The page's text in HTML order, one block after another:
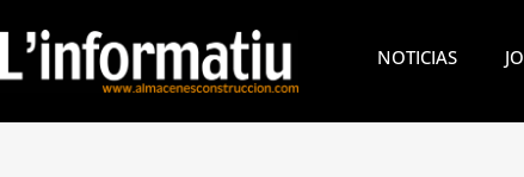
NOTICIAS